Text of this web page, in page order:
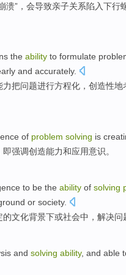
溃”，会导致亲子关系陷入下行
the ability to formulate
and accurately.
力把问题进行方程化， 创造性地
of problem solving is
即强调创造能力和应用意识。
to be the ability of solving
or society.
的文化背景下或社会中， 解决问
and solving ability, and able